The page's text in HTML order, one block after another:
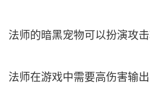
法师的暗黑宠物可以扮演攻击
法师在游戏中需要高伤害输